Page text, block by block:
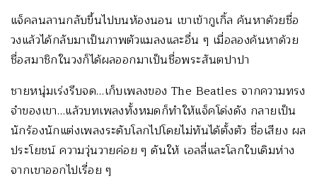
แจ็คลนลานกลับขึ้นไปบนห้องนอน เขาเข้ากูเกิ้ล ค้นหาด้วยชื่อ
วงแล้วได้กลับมาเป็นภาพตัวแมลงและอื่น ๆ เมื่อลองค้นหาด้วย
ชื่อสมาชิกในวงก็ได้ผลออกมาเป็นชื่อพระสันตปาปา
ชายหนุ่มเร่งรีบจด…เก็บเพลงของ The Beatles จากความทรง
จำของเขา…แล้วบทเพลงทั้งหมดก็ทำให้แจ็คโด่งดัง กลายเป็น
นักร้องนักแต่งเพลงระดับโลกไปโดยไม่ทันได้ตั้งตัว ชื่อเสียง ผล
ประโยชน์ ความวุ่นวายค่อย ๆ ดันให้ เอลลี่และโลกใบเดิมห่าง
จากเขาออกไปเรื่อย ๆ